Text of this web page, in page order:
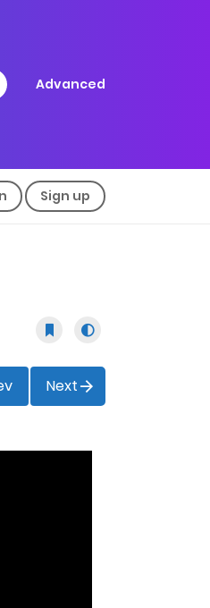
Advanced
Sign up
Next